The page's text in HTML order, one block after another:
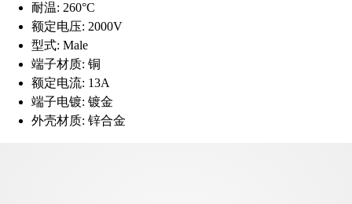
耐温: 260°C
额定电压: 2000V
型式: Male
端子材质: 铜
额定电流: 13A
端子电镀: 镀金
外壳材质: 锌合金